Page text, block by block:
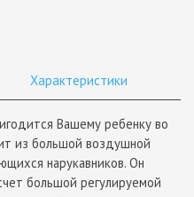
Характеристики
Вашему ребенку во
из большой воздушной
нарукавников. Он
большой регулируемой